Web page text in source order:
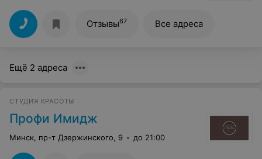
Отзывы67 Все адреса
Ещё 2 адреса
СТУДИЯ КРАСОТЫ
Профи Имидж
Минск, пр-т Дзержинского, 9 до 21:00